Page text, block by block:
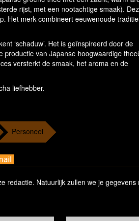
rijst, met een nootachtige smaak).
Het merk combineert eeuwenoude
‘schaduw’. Het is geïnspireerd door de
productie van Japanse hoogwaardige
versterkt de smaak, het aroma en de
liefhebber.
Personeel
redactie. Natuurlijk zullen we je gegevens